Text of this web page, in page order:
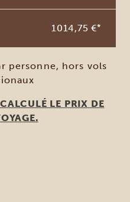
1014,75 €*
personne, hors vols
LE PRIX DE